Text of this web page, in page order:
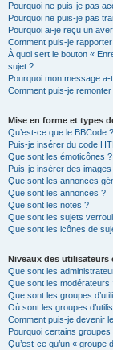
Pourquoi ne puis-je pas
Pourquoi ne puis-je pas
Pourquoi ai-je reçu un
Comment puis-je
À quoi sert le bouton «
sujet ?
Pourquoi mon message
Comment puis-je
Mise en forme et types
Qu’est-ce que le BBCode ?
Puis-je insérer du code
Que sont les émoticônes ?
Puis-je insérer des images
Que sont les annonces
Que sont les annonces ?
Que sont les notes ?
Que sont les sujets
Que sont les icônes de
Niveaux des utilisateurs
Que sont les
Que sont les modérateurs
Que sont les groupes
Où sont les groupes
Comment puis-je devenir
Pourquoi certains
Qu’est-ce qu’un « groupe